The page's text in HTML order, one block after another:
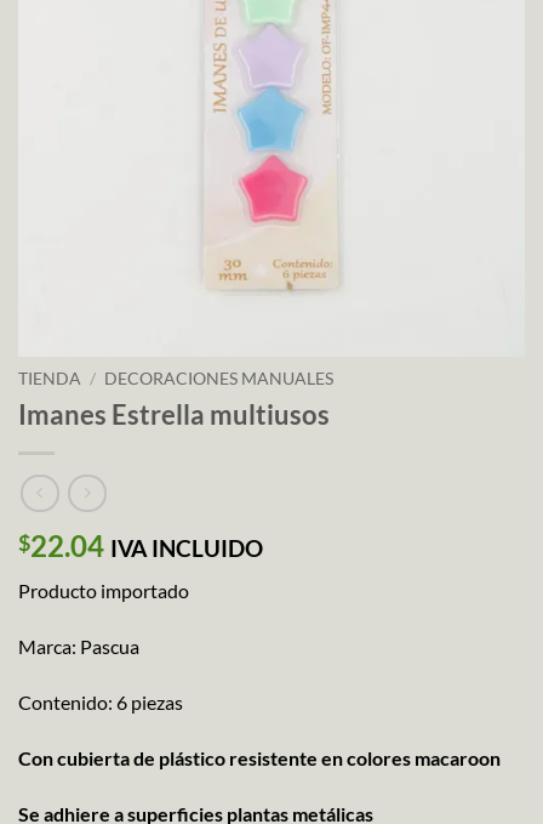
TIENDA / DECORACIONES MANUALES
Imanes Estrella multiusos
$22.04 IVA INCLUIDO
Producto importado
Marca: Pascua
Contenido: 6 piezas
Con cubierta de plástico resistente en colores macaroon
Se adhiere a superficies plantas metálicas